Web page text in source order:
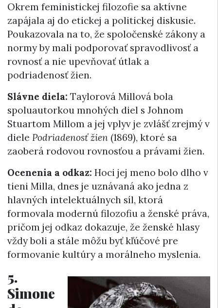
Okrem feministickej filozofie sa aktívne
zapájala aj do etickej a politickej diskusie.
Poukazovala na to, že spoločenské zákony a
normy by mali podporovať spravodlivosť a
rovnosť a nie upevňovať útlak a
podriadenosť žien.
Slávne diela: Taylorová Millová bola
spoluautorkou mnohých diel s Johnom
Stuartom Millom a jej vplyv je zvlášť zrejmý v
diele Podriadenosť žien (1869), ktoré sa
zaoberá rodovou rovnosťou a právami žien.
Ocenenia a odkaz: Hoci jej meno bolo dlho v
tieni Milla, dnes je uznávaná ako jedna z
hlavných intelektuálnych síl, ktorá
formovala modernú filozofiu a ženské práva,
pričom jej odkaz dokazuje, že ženské hlasy
vždy boli a stále môžu byť kľúčové pre
formovanie kultúry a morálneho myslenia.
5.
Simone